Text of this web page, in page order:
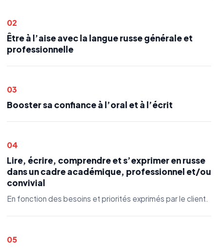
02
Être à l’aise avec la langue russe générale et
professionnelle
03
Booster sa confiance à l’oral et à l’écrit
04
Lire, écrire, comprendre et s’exprimer en russe
dans un cadre académique, professionnel et/ou
convivial
En fonction des besoins et priorités exprimés par le client.
05